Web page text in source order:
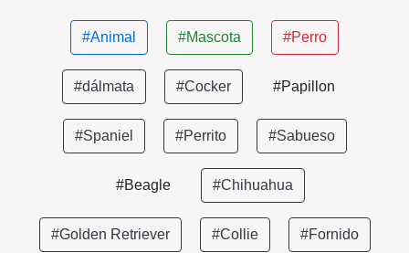
#Animal #Mascota #Perro
#dálmata #Cocker #Papillon
#Spaniel #Perrito #Sabueso
#Beagle #Chihuahua
#Golden Retriever #Collie #Fornido